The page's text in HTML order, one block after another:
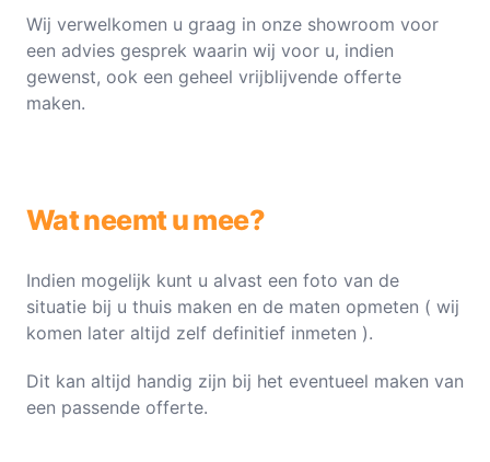
Wij verwelkomen u graag in onze showroom voor
een advies gesprek waarin wij voor u, indien
gewenst, ook een geheel vrijblijvende offerte
maken.
Wat neemt u mee?
Indien mogelijk kunt u alvast een foto van de
situatie bij u thuis maken en de maten opmeten ( wij
komen later altijd zelf definitief inmeten ).
Dit kan altijd handig zijn bij het eventueel maken van
een passende offerte.